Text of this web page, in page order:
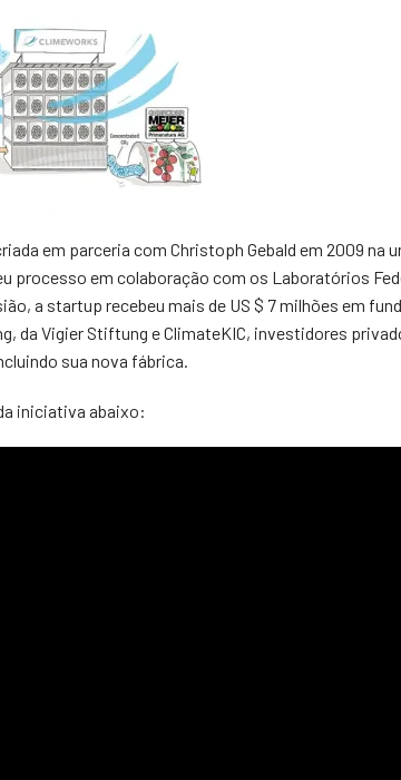
em parceria com Christoph Gebald em 2009 na
processo em colaboração com os Laboratórios
a startup recebeu mais de US $ 7 milhões em
da Vigier Stiftung e ClimateKIC, investidores
sua nova fábrica.
iniciativa abaixo: